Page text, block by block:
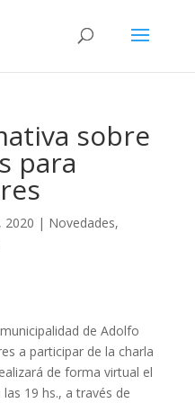
sobre
para
2020 | Novedades,
de Adolfo
a participar de la charla
de forma virtual el
19 hs., a través de